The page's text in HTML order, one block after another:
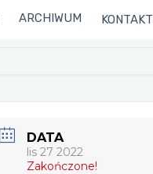
ARCHIWUM KONTAKT
DATA
lis 27 2022
Zakończone!